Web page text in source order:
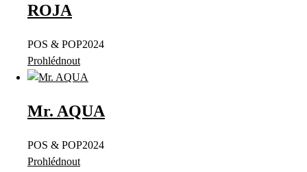
ROJA
POS & POP2024
Prohlédnout
Mr. AQUA
POS & POP2024
Prohlédnout